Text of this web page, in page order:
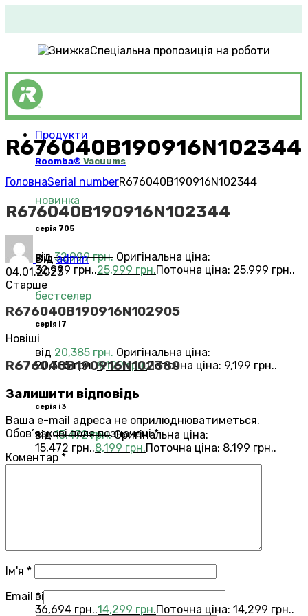
Спеціальна пропозиція на роботи
Продукти
Roomba® Vacuums
новинка
серія 705
від32,999грн. Оригінальна ціна:
32,999 грн..25,999 грн.Поточна ціна: 25,999 грн..
бестселер
серія i7
від 20,385грн. Оригінальна ціна:
20,385 грн..9,199грн.Поточна ціна: 9,199 грн..
серія i3
від15,472грн. Оригінальна ціна:
15,472 грн..8,199 грн.Поточна ціна: 8,199 грн..
від
36,694 грн..14,299 грн.Поточна ціна: 14,299 грн..
R676040B190916N102344
ГоловнаSerial numberR676040B190916N102344
R676040B190916N102344
Відadmin
04.01.2023
Старше
R676040B190916N102905
Новіші
R676040B190916N102380
Залишити відповідь
Ваша e-mail адреса не оприлюднюватиметься.
Обов’язкові поля позначені*
Коментар *
Ім'я *
Email *